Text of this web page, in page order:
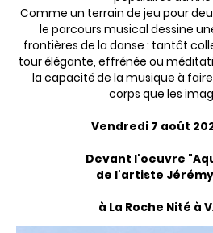
Comme un terrain de jeu pour
le parcours musical dessine
frontières de la danse : tantôt
tour élégante, effrénée ou
la capacité de la musique à
corps que les
Vendredi 7 août
Devant l'oeuvre
de l'artiste
à La Roche Nité à